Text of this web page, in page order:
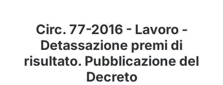
UNISCITI A NOI
CONVENZIONI
ASSOCIAZIONI TERRITORIALI
Circ. 77-2016 - Lavoro -
Detassazione premi di
risultato. Pubblicazione del
Decreto